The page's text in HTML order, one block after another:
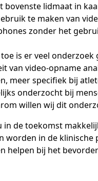
bovenste lidmaat in
te maken van
zonder het
is er veel onderzoek
van video-opname
meer specifiek bij
onderzocht bij
willen wij dit
in de toekomst
worden in de klinische
helpen bij het